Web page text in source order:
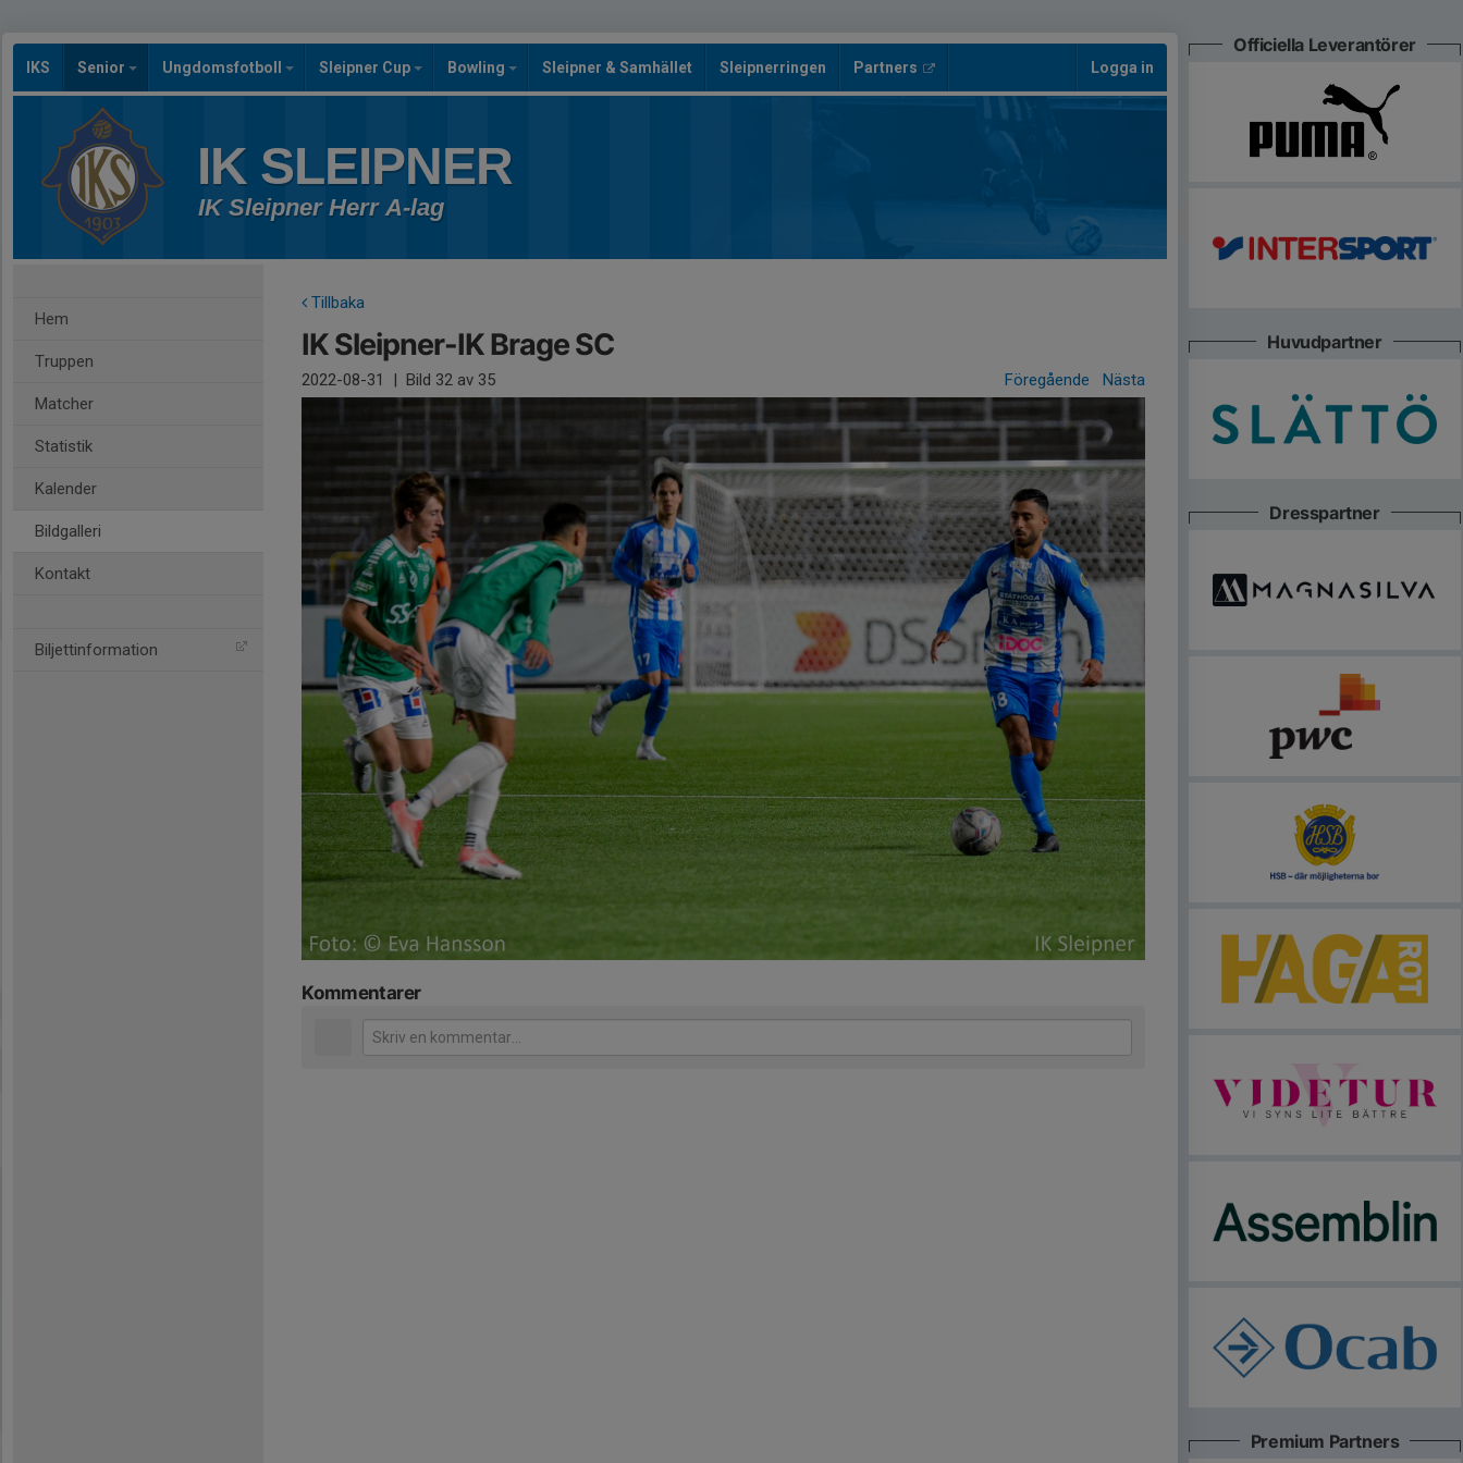
IKS Senior Ungdomsfotboll Sleipner Cup Bowling Sleipner & Samhället Sleipnerringen Partners Logga in
IK SLEIPNER
IK Sleipner Herr A-lag
Hem
Truppen
Matcher
Statistik
Kalender
Bildgalleri
Kontakt
Biljettinformation
Tillbaka
IK Sleipner-IK Brage SC
2022-08-31 | Bild 32 av 35 Föregående Nästa
Kommentarer
Officiella Leverantörer
Huvudpartner
Dresspartner
Premium Partners